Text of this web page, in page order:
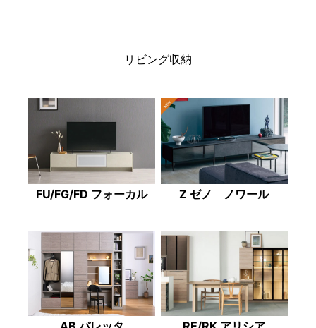
リビング収納
FU/FG/FD フォーカル Z ゼノ ノワール